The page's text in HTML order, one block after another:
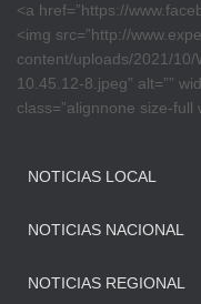
<a href=”https://
<img src=”http://
content/uploads/2021/
10.45.12-8.jpeg” alt=””
class=”alignnone size-full
NOTICIAS LOCAL
NOTICIAS NACIONAL
NOTICIAS REGIONAL